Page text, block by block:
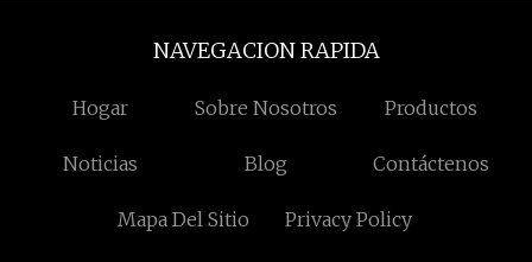
NAVEGACION RAPIDA
Hogar Sobre Nosotros Productos
Noticias Blog Contáctenos
Mapa Del Sitio Privacy Policy